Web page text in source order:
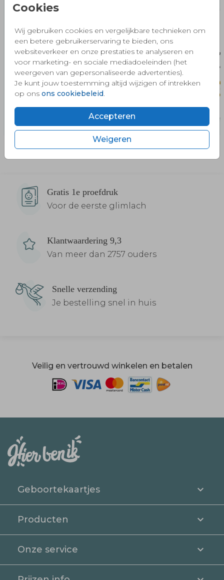
Cookies
Wij gebruiken cookies en vergelijkbare technieken om
een betere gebruikerservaring te bieden, ons
websiteverkeer en onze prestaties te analyseren en
voor marketing- en sociale mediadoeleinden (het
weergeven van gepersonaliseerde advertenties).
Je kunt jouw toestemming altijd wijzigen of intrekken
op ons ons cookiebeleid.
Accepteren
Weigeren
Gratis 1e proefdruk
Voor de eerste glimlach
Klantwaardering 9,3
Van meer dan 2757 ouders
Snelle verzending
Je bestelling snel in huis
Veilig en vertrouwd winkelen en betalen
Geboortekaartjes
Producten
Onze service